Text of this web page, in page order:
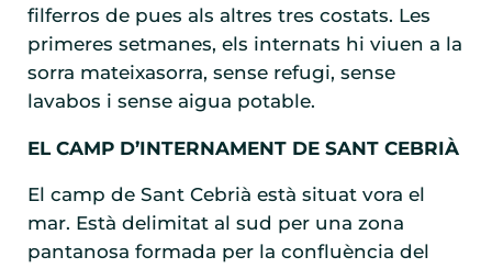
filferros de pues als altres tres costats. Les
primeres setmanes, els internats hi viuen a la
sorra mateixasorra, sense refugi, sense
lavabos i sense aigua potable.
EL CAMP D’INTERNAMENT DE SANT CEBRIÀ
El camp de Sant Cebrià està situat vora el
mar. Està delimitat al sud per una zona
pantanosa formada per la confluència del